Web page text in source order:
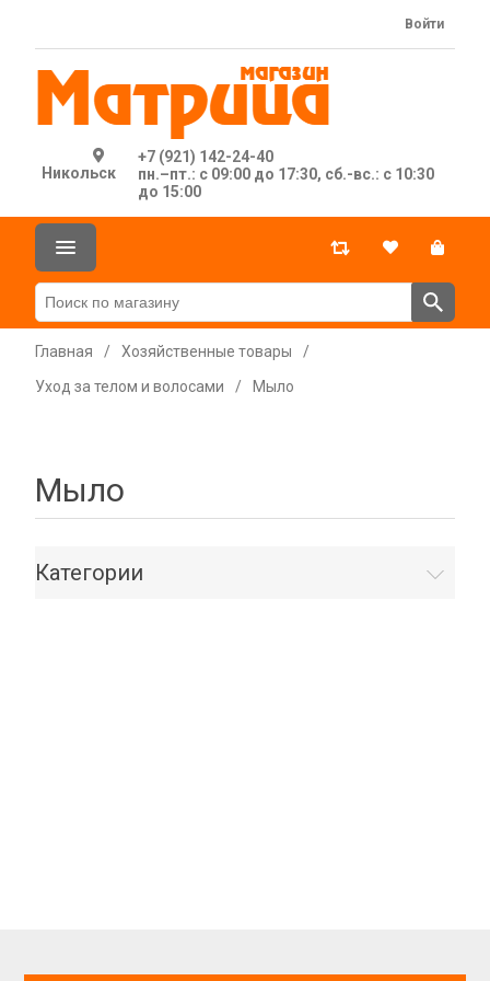
Никольск
+7 (921) 142-24-40
пн.–пт.: с 09:00 до 17:30, сб.-вс.: с 10:30
до 15:00
Войти
Главная / Хозяйственные товары
/
Уход за телом и волосами
/ Мыло
Мыло
Категории